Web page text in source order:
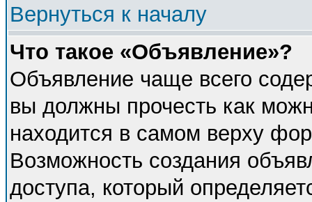
Вернуться к началу
Что такое «Объявление»?
Объявление чаще всего
вы должны прочесть как
находится в самом верху
Возможность создания
доступа, который